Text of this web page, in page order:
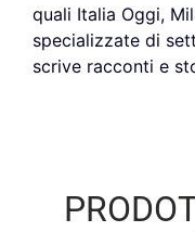
quali Italia Oggi,
specializzate di
scrive racconti e